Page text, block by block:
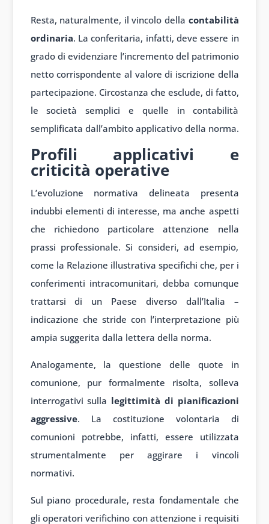
Resta, naturalmente, il vincolo della contabilità
ordinaria. La conferitaria, infatti, deve essere in
grado di evidenziare l’incremento del patrimonio
netto corrispondente al valore di iscrizione della
partecipazione. Circostanza che esclude, di fatto,
le società semplici e quelle in contabilità
semplificata dall’ambito applicativo della norma.
Profili applicativi e
criticità operative
L’evoluzione normativa delineata presenta
indubbi elementi di interesse, ma anche aspetti
che richiedono particolare attenzione nella
prassi professionale. Si consideri, ad esempio,
come la Relazione illustrativa specifichi che, per i
conferimenti intracomunitari, debba comunque
trattarsi di un Paese diverso dall’Italia –
indicazione che stride con l’interpretazione più
ampia suggerita dalla lettera della norma.
Analogamente, la questione delle quote in
comunione, pur formalmente risolta, solleva
interrogativi sulla legittimità di pianificazioni
aggressive. La costituzione volontaria di
comunioni potrebbe, infatti, essere utilizzata
strumentalmente per aggirare i vincoli
normativi.
Sul piano procedurale, resta fondamentale che
gli operatori verifichino con attenzione i requisiti